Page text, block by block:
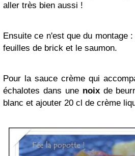
aller très bien aussi !
Ensuite ce n'est que du montage
feuilles de brick et le saumon.
Pour la sauce crème qui
échalotes dans une noixde
blanc et ajouter 20 cl de crème